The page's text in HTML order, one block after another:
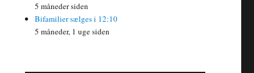
5 måneder siden
Bifamilier sælges i 12:10
5 måneder, 1 uge siden